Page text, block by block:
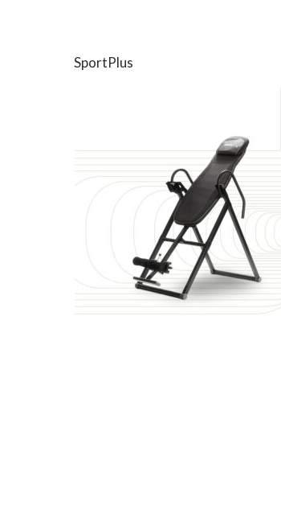
SportPlus